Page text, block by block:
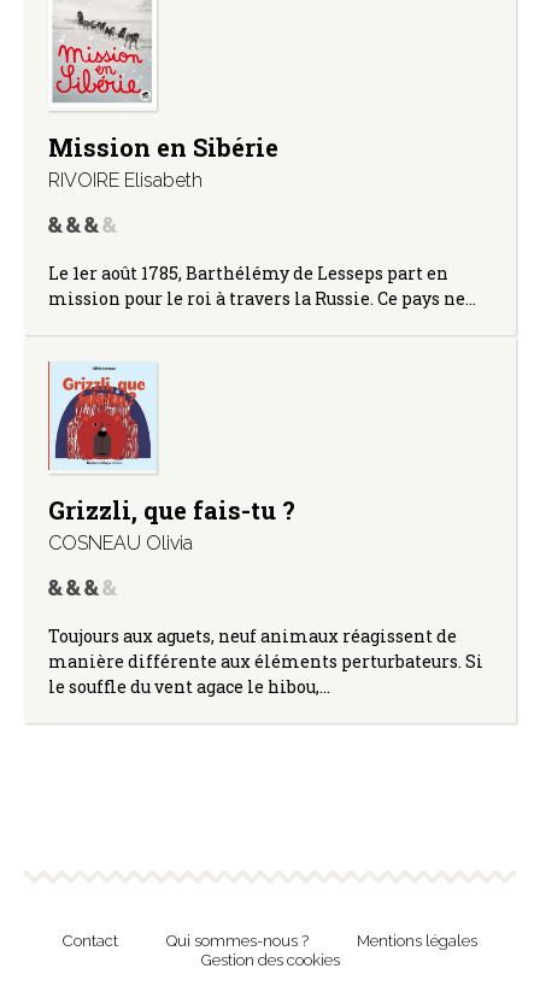
Mission en Sibérie
RIVOIRE Elisabeth
Le 1er août 1785, Barthélémy de Lesseps part en
mission pour le roi à travers la Russie. Ce pays ne…
Grizzli, que fais-tu ?
COSNEAU Olivia
Toujours aux aguets, neuf animaux réagissent de
manière différente aux éléments perturbateurs. Si
le souffle du vent agace le hibou,…
Contact Qui sommes-nous ?
Mentions légales
Gestion des cookies